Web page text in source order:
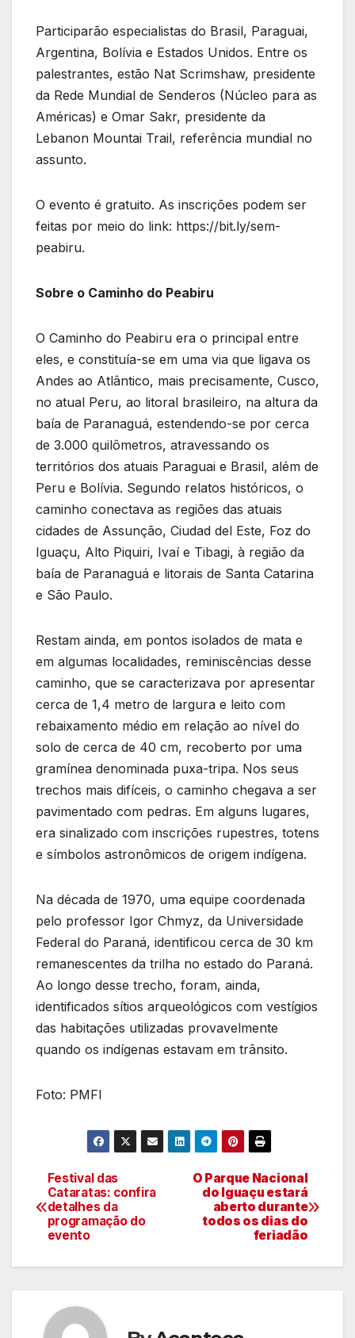
Participarão especialistas do Brasil, Paraguai,
Argentina, Bolívia e Estados Unidos. Entre os
palestrantes, estão Nat Scrimshaw, presidente
da Rede Mundial de Senderos (Núcleo para as
Américas) e Omar Sakr, presidente da
Lebanon Mountai Trail, referência mundial no
assunto.
O evento é gratuito. As inscrições podem ser
feitas por meio do link: https://bit.ly/sem-
peabiru.
Sobre o Caminho do Peabiru
O Caminho do Peabiru era o principal entre
eles, e constituía-se em uma via que ligava os
Andes ao Atlântico, mais precisamente, Cusco,
no atual Peru, ao litoral brasileiro, na altura da
baía de Paranaguá, estendendo-se por cerca
de 3.000 quilômetros, atravessando os
territórios dos atuais Paraguai e Brasil, além de
Peru e Bolívia. Segundo relatos históricos, o
caminho conectava as regiões das atuais
cidades de Assunção, Ciudad del Este, Foz do
Iguaçu, Alto Piquiri, Ivaí e Tibagi, à região da
baía de Paranaguá e litorais de Santa Catarina
e São Paulo.
Restam ainda, em pontos isolados de mata e
em algumas localidades, reminiscências desse
caminho, que se caracterizava por apresentar
cerca de 1,4 metro de largura e leito com
rebaixamento médio em relação ao nível do
solo de cerca de 40 cm, recoberto por uma
gramínea denominada puxa-tripa. Nos seus
trechos mais difíceis, o caminho chegava a ser
pavimentado com pedras. Em alguns lugares,
era sinalizado com inscrições rupestres, totens
e símbolos astronômicos de origem indígena.
Na década de 1970, uma equipe coordenada
pelo professor Igor Chmyz, da Universidade
Federal do Paraná, identificou cerca de 30 km
remanescentes da trilha no estado do Paraná.
Ao longo desse trecho, foram, ainda,
identificados sítios arqueológicos com vestígios
das habitações utilizadas provavelmente
quando os indígenas estavam em trânsito.
Foto: PMFI
Navegação
de
O Parque Nacional
do Iguaçu estará
aberto durante
todos os dias do
feriadão
Festival das
Cataratas: confira
detalhes da
programação do
evento